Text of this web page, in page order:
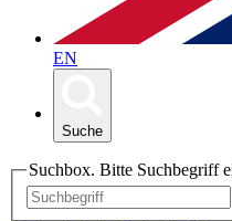
EN
Suche
Suchbox. Bitte Suchbegriff